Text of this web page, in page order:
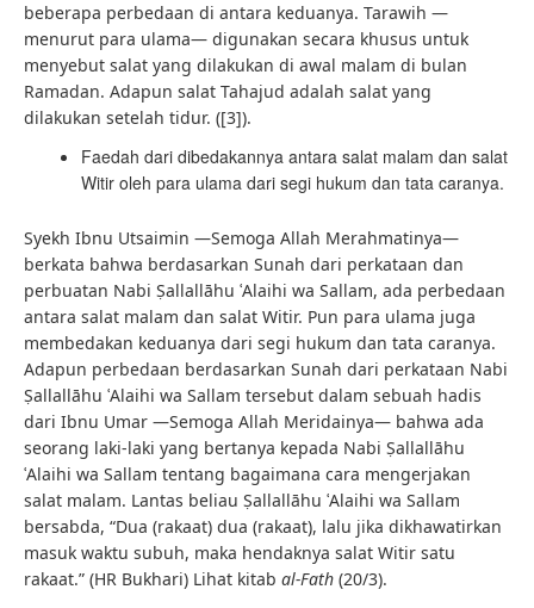
beberapa perbedaan di antara keduanya. Tarawih —
menurut para ulama— digunakan secara khusus untuk
menyebut salat yang dilakukan di awal malam di bulan
Ramadan. Adapun salat Tahajud adalah salat yang
dilakukan setelah tidur. ([3]).
Faedah dari dibedakannya antara salat malam dan salat
Witir oleh para ulama dari segi hukum dan tata caranya.
Syekh Ibnu Utsaimin —Semoga Allah Merahmatinya—
berkata bahwa berdasarkan Sunah dari perkataan dan
perbuatan Nabi Ṣallallāhu ʿAlaihi wa Sallam, ada perbedaan
antara salat malam dan salat Witir. Pun para ulama juga
membedakan keduanya dari segi hukum dan tata caranya.
Adapun perbedaan berdasarkan Sunah dari perkataan Nabi
Ṣallallāhu ʿAlaihi wa Sallam tersebut dalam sebuah hadis
dari Ibnu Umar —Semoga Allah Meridainya— bahwa ada
seorang laki-laki yang bertanya kepada Nabi Ṣallallāhu
ʿAlaihi wa Sallam tentang bagaimana cara mengerjakan
salat malam. Lantas beliau Ṣallallāhu ʿAlaihi wa Sallam
bersabda, “Dua (rakaat) dua (rakaat), lalu jika dikhawatirkan
masuk waktu subuh, maka hendaknya salat Witir satu
rakaat.” (HR Bukhari) Lihat kitab al-Fath (20/3).